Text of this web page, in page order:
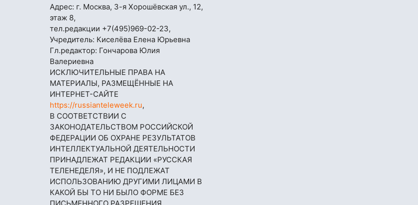
Адрес: г. Москва, 3-я Хорошёвская ул., 12,
этаж 8,
тел.редакции +7(495)969-02-23,
Учредитель: Киселёва Елена Юрьевна
Гл.редактор: Гончарова Юлия
Валериевна
ИСКЛЮЧИТЕЛЬНЫЕ ПРАВА НА
МАТЕРИАЛЫ, РАЗМЕЩЁННЫЕ НА
ИНТЕРНЕТ-САЙТЕ
https://russianteleweek.ru,
В СООТВЕТСТВИИ С
ЗАКОНОДАТЕЛЬСТВОМ РОССИЙСКОЙ
ФЕДЕРАЦИИ ОБ ОХРАНЕ РЕЗУЛЬТАТОВ
ИНТЕЛЛЕКТУАЛЬНОЙ ДЕЯТЕЛЬНОСТИ
ПРИНАДЛЕЖАТ РЕДАКЦИИ «РУССКАЯ
ТЕЛЕНЕДЕЛЯ», И НЕ ПОДЛЕЖАТ
ИСПОЛЬЗОВАНИЮ ДРУГИМИ ЛИЦАМИ В
КАКОЙ БЫ ТО НИ БЫЛО ФОРМЕ БЕЗ